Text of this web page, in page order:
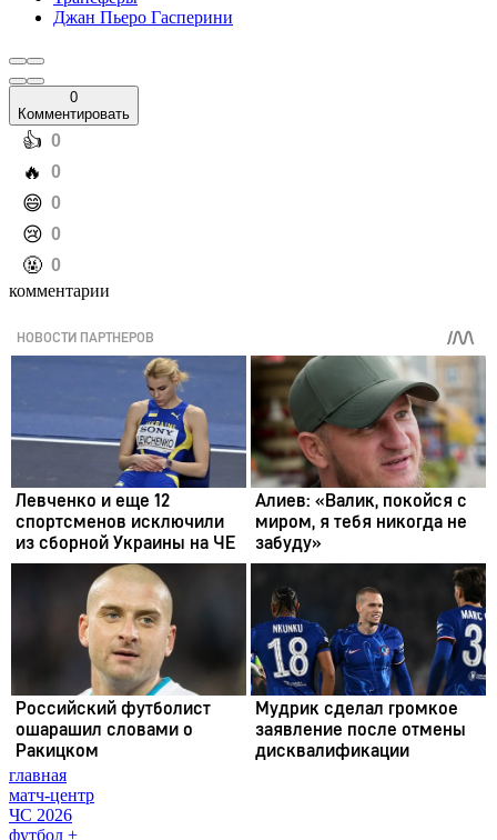
Джан Пьеро Гасперини
0
Комментировать
️👍 0
️🔥 0
️😄 0
️😢 0
️🤬 0
комментарии
главная
матч-центр
ЧС 2026
футбол +